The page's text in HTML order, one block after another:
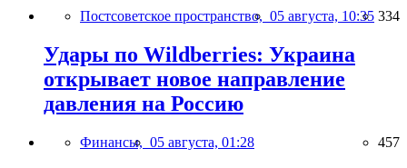
Постсоветское пространство, 05 августа, 10:35 334
Удары по Wildberries: Украина
открывает новое направление
давления на Россию
Финансы, 05 августа, 01:28 457